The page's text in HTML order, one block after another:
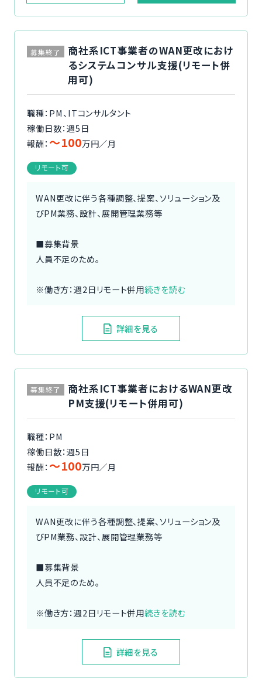
募集終了
商社系ICT事業者のWAN更改におけ
るシステムコンサル支援(リモート併
用可)
職種：PM、ITコンサルタント
稼働日数：週5日
報酬： 〜100万円／月
リモート可
WAN更改に伴う各種調整、提案、ソリューション及
びPM業務、設計、展開管理業務等
■募集背景
人員不足のため。
※働き方：週2日リモート併用続きを読む
詳細を見る
募集終了
商社系ICT事業者におけるWAN更改
PM支援(リモート併用可)
職種：PM
稼働日数：週5日
報酬： 〜100万円／月
リモート可
WAN更改に伴う各種調整、提案、ソリューション及
びPM業務、設計、展開管理業務等
■募集背景
人員不足のため。
※働き方：週2日リモート併用続きを読む
詳細を見る